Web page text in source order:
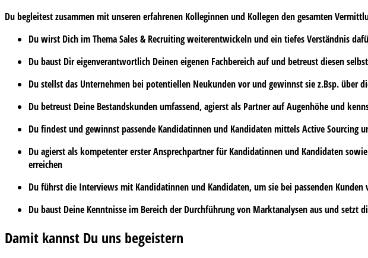
Du begleitest zusammen mit unseren erfahrenen Kolleginnen und Kollegen den gesamten
Du wirst Dich imThema Sales & Recruitingweiterentwickeln und ein tiefes Verständnis
Du baust Dir eigenverantwortlich Deinen eigenen Fachbereichauf und betreust diesen
Du stellst das Unternehmen bei potentiellen Neukundenvor und gewinnst sie z.Bsp. über
Du betreust Deine Bestandskundenumfassend, agierst als Partner auf Augenhöhe und
Du findest und gewinnst passende Kandidatinnen und Kandidaten mittelsActive Sourcing
Du agierst alskompetenter erster Ansprechpartnerfür Kandidatinnen und Kandidaten
erreichen
Du führst die Interviewsmit Kandidatinnen und Kandidaten, um sie bei passenden Kunden
Du baust Deine Kenntnisse im Bereich der Durchführung von Marktanalysenaus und setzt
Damit kannst Du uns begeistern